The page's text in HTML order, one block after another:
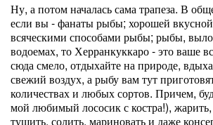
Ну, а потом началась сама трапеза. В
если вы - фанаты рыбы; хорошей
всяческими способами рыбы; рыбы,
водоемах, то Херранкуккаро - это ваше
сюда смело, отдыхайте на природе,
свежий воздух, а рыбу вам тут
количествах и любых сортов. Причем,
мой любимый лососик с костра!), жарить,
тушить, солить, мариновать и даже